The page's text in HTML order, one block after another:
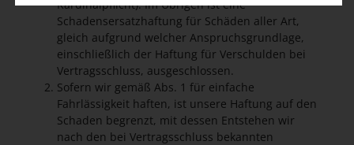
Kardinalpflicht). Im Übrigen ist eine
Schadensersatzhaftung für Schäden aller Art,
gleich aufgrund welcher Anspruchsgrundlage,
einschließlich der Haftung für Verschulden bei
Vertragsschluss, ausgeschlossen.
Sofern wir gemäß Abs. 1 für einfache
Fahrlässigkeit haften, ist unsere Haftung auf den
Schaden begrenzt, mit dessen Entstehen wir
nach den bei Vertragsschluss bekannten